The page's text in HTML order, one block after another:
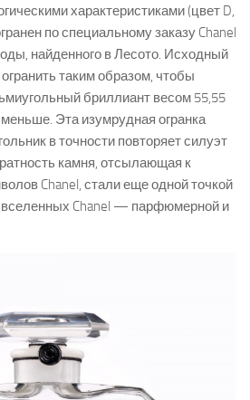
характеристиками (цвет D,
по специальному заказу Chanel
найденного в Лесото. Исходный
таким образом, чтобы
бриллиант весом 55,55
Эта изумрудная огранка
в точности повторяет силуэт
камня, отсылающая к
Chanel, стали еще одной точкой
вселенных Chanel — парфюмерной и